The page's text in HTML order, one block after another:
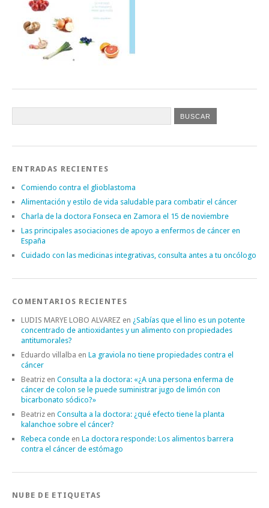
ENTRADAS RECIENTES
Comiendo contra el glioblastoma
Alimentación y estilo de vida saludable para combatir el cáncer
Charla de la doctora Fonseca en Zamora el 15 de noviembre
Las principales asociaciones de apoyo a enfermos de cáncer en
España
Cuidado con las medicinas integrativas, consulta antes a tu oncólogo
COMENTARIOS RECIENTES
LUDIS MARYE LOBO ALVAREZ en ¿Sabías que el lino es un potente
concentrado de antioxidantes y un alimento con propiedades
antitumorales?
Eduardo villalba en La graviola no tiene propiedades contra el
cáncer
Beatriz en Consulta a la doctora: «¿A una persona enferma de
cáncer de colon se le puede suministrar jugo de limón con
bicarbonato sódico?»
Beatriz en Consulta a la doctora: ¿qué efecto tiene la planta
kalanchoe sobre el cáncer?
Rebeca conde en La doctora responde: Los alimentos barrera
contra el cáncer de estómago
NUBE DE ETIQUETAS